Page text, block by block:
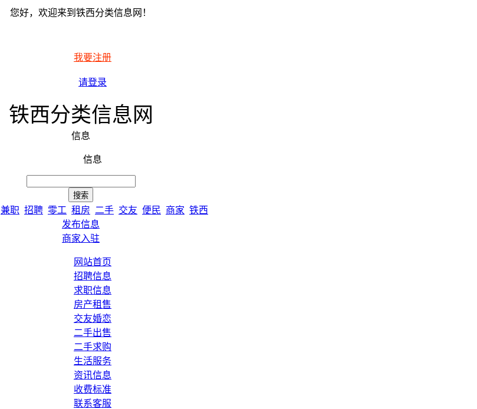
您好，欢迎来到铁西分类信息网！
我要注册
请登录
铁西分类信息网
信息
信息
兼职 招聘 零工 租房 二手 交友 便民 商家 铁西
发布信息
商家入驻
网站首页
招聘信息
求职信息
房产租售
交友婚恋
二手出售
二手求购
生活服务
资讯信息
收费标准
联系客服